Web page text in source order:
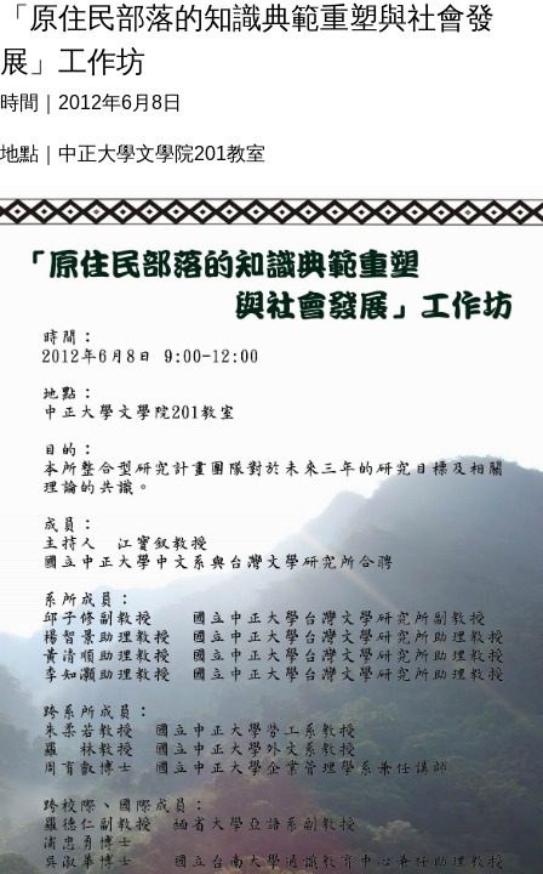
「原住民部落的知識典範重塑與社會發
展」工作坊
時間｜2012年6月8日
地點｜中正大學文學院201教室